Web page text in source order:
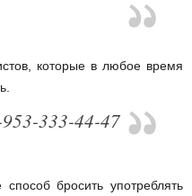
которые в любое время
333-44-47
бросить употреблять